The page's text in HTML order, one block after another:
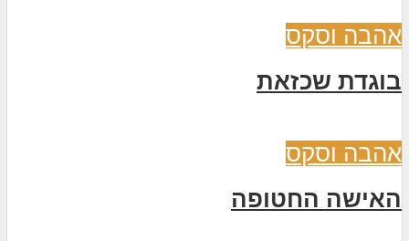
אהבה וסקס
בוגדת שכזאת
אהבה וסקס
האישה החטופה